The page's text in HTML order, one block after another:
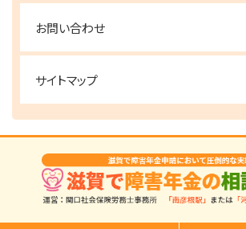
お問い合わせ
サイトマップ